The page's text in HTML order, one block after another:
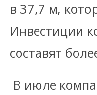
в 37,7 м,
Инвестиции
составят
В июле